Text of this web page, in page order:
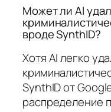
Может ли AI
вроде SynthID?
Хотя AI легко
SynthID от
распределение